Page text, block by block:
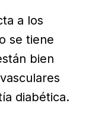
a los
se tiene
bien
diabética.